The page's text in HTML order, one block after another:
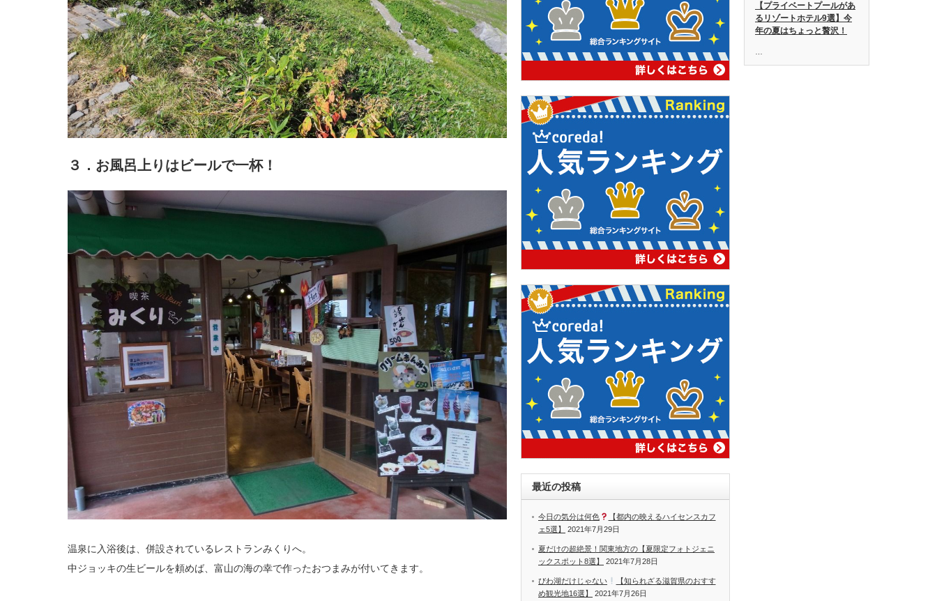
３．お風呂上りはビールで一杯！
温泉に入浴後は、併設されているレストランみくりへ。
中ジョッキの生ビールを頼めば、富山の海の幸で作ったおつまみが付いてきます。
最近の投稿
今日の気分は何色
【都内の映えるハイセンスカフ
ェ5選】
2021年7月29日
夏だけの超絶景！関東地方の【夏限定フォトジェニ
ックスポット8選】
2021年7月28日
びわ湖だけじゃない
【知られざる滋賀県のおすす
め観光地16選】
2021年7月26日
【プライベートプールがあ
るリゾートホテル9選】今
年の夏はちょっと贅沢！